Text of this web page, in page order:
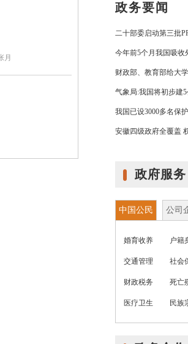
月
政务要闻
二十部委启动第三批
今年前5个月我国吸收
财政部、教育部给大
气象局:我国将初步建
我国已设3000多名保
安徽四级政府全覆盖
政府服务
中国公民 公司
婚育收养 户籍
交通管理 社会
财政税务 死亡
医疗卫生 民族